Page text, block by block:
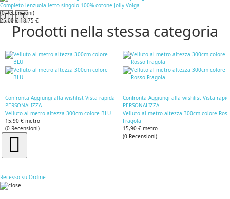
Completo lenzuola letto singolo 100% cotone Jolly Volga
(0Recensioni)
25,00 € 18,75 €
Prodotti nella stessa categoria
Confronta Aggiungi alla wishlist Vista rapida
PERSONALIZZA
Velluto al metro altezza 300cm colore BLU
15,90 € metro
(0 Recensioni)
Confronta Aggiungi alla wishlist Vista
PERSONALIZZA
Velluto al metro altezza 300cm colore
Fragola
15,90 € metro
(0 Recensioni)
Recesso su Ordine